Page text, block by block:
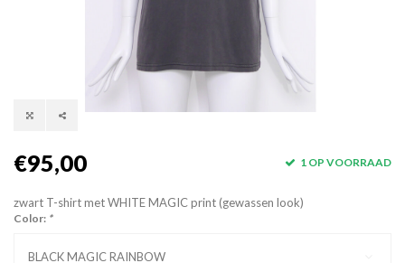
€95,00 1 OP VOORRAAD
zwart T-shirt met WHITE MAGIC print (gewassen look)
Color: *
BLACK MAGIC RAINBOW